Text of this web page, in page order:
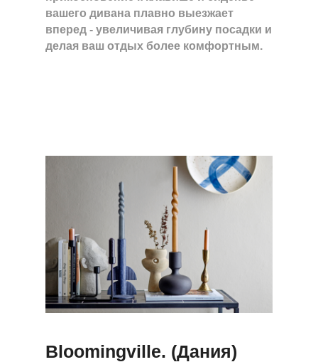
вашего дивана плавно выезжает
вперед - увеличивая глубину посадки и
делая ваш отдых более комфортным.
Bloomingville. (Дания)